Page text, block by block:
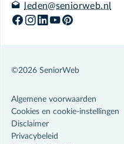
leden@seniorweb.nl
©2026 SeniorWeb
Algemene voorwaarden
Cookies en cookie-instellingen
Disclaimer
Privacybeleid